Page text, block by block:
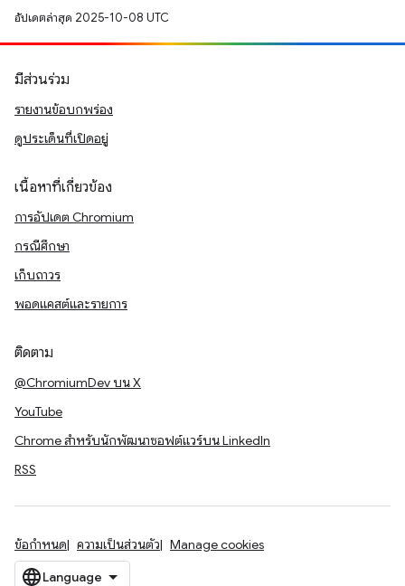
อัปเดตล่าสุด 2025-10-08 UTC
มีส่วนร่วม
รายงานข้อบกพร่อง
ดูประเด็นที่เปิดอยู่
เนื้อหาที่เกี่ยวข้อง
การอัปเดต Chromium
กรณีศึกษา
เก็บถาวร
พอดแคสต์และรายการ
ติดตาม
@ChromiumDev บน X
YouTube
Chrome สำหรับนักพัฒนาซอฟต์แวร์บน LinkedIn
RSS
ข้อกำหนด ความเป็นส่วนตัว Manage cookies